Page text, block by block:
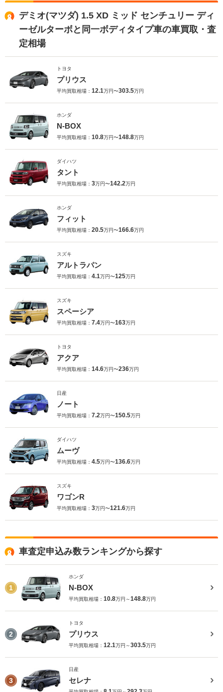
デミオ(マツダ) 1.5 XD ミッド センチュリー ディ
ーゼルターボと同一ボディタイプ車の車買取・査
定相場
トヨタ
プリウス
平均買取相場： 12.1万円〜303.5万円
ホンダ
N-BOX
平均買取相場： 10.8万円〜148.8万円
ダイハツ
タント
平均買取相場： 3万円〜142.2万円
ホンダ
フィット
平均買取相場： 20.5万円〜166.6万円
スズキ
アルトラパン
平均買取相場： 4.1万円〜125万円
スズキ
スペーシア
平均買取相場： 7.4万円〜163万円
トヨタ
アクア
平均買取相場： 14.6万円〜236万円
日産
ノート
平均買取相場： 7.2万円〜150.5万円
ダイハツ
ムーヴ
平均買取相場： 4.5万円〜136.6万円
スズキ
ワゴンR
平均買取相場： 3万円〜121.6万円
車査定申込み数ランキングから探す
1
ホンダ
N-BOX
平均買取相場： 10.8万円～148.8万円
2
トヨタ
プリウス
平均買取相場： 12.1万円～303.5万円
3
日産
セレナ